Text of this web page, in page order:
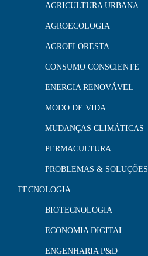
AGRICULTURA URBANA
AGROECOLOGIA
AGROFLORESTA
CONSUMO CONSCIENTE
ENERGIA RENOVÁVEL
MODO DE VIDA
MUDANÇAS CLIMÁTICAS
PERMACULTURA
PROBLEMAS & SOLUÇÕES
TECNOLOGIA
BIOTECNOLOGIA
ECONOMIA DIGITAL
ENGENHARIA P&D